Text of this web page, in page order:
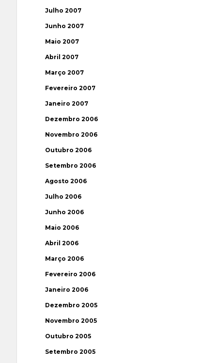
Julho 2007
Junho 2007
Maio 2007
Abril 2007
Março 2007
Fevereiro 2007
Janeiro 2007
Dezembro 2006
Novembro 2006
Outubro 2006
Setembro 2006
Agosto 2006
Julho 2006
Junho 2006
Maio 2006
Abril 2006
Março 2006
Fevereiro 2006
Janeiro 2006
Dezembro 2005
Novembro 2005
Outubro 2005
Setembro 2005